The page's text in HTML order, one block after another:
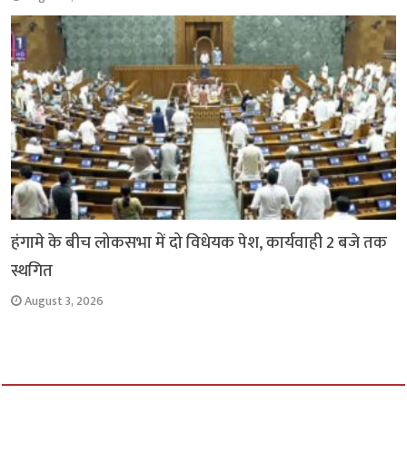
हंगामे के बीच लोकसभा में दो विधेयक पेश, कार्यवाही 2 बजे तक
स्थगित
August 3, 2026